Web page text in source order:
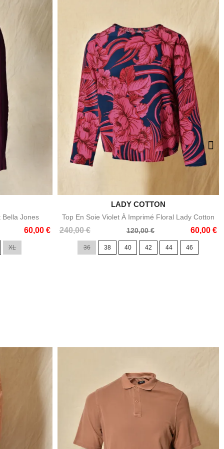
Bella Jones
60,00 €
XL
Aperçu rapide
LADY COTTON
Top En Soie Violet À Imprimé Floral Lady Cotton
240,00 €
Prix
120,00 € 60,00 €
Prix
36 38 40 42 44 46